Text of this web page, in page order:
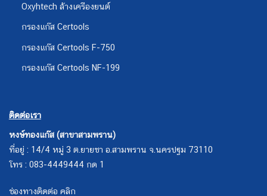
Oxyhtech ล้างเครืองยนต์
กรองแก๊ส Certools
กรองแก๊ส Certools F-750
กรองแก๊ส Certools NF-199
ติดต่อเรา
หงษ์ทองแก๊ส (สาขาสามพราน)
ที่อยู่ : 14/4 หมู่ 3 ต.ยายชา อ.สามพราน จ.นครปฐม 73110
โทร : 083-4449444 กด 1
ช่องทางติดต่อ คลิก